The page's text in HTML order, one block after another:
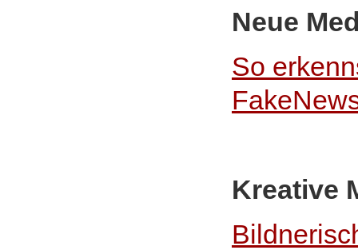
Neue
So
Kreative